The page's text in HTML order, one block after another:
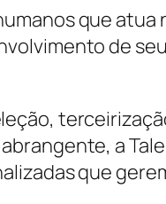
que atua
de
a
que